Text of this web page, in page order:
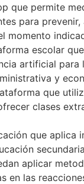
que permite
para prevenir,
momento
escolar
artificial para
y
que
clases
que aplica
aplicar
en las